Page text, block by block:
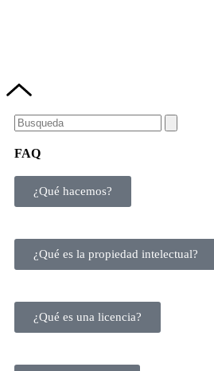
FAQ
¿Qué hacemos?
¿Qué es la propiedad intelectual?
¿Qué es una licencia?